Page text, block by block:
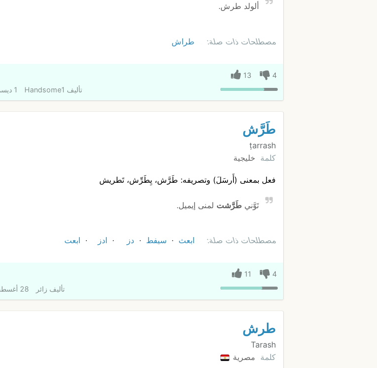
ألولد طرش.
مصطلحات ذات صلة: طراش
4
13
تأليف Handsome1 1 ديسمبر 2014
طَرَّش
ṭarrash
كلمة خليجية
فعل بمعنى (أَرسَلَ) وتصريفه: طَرَّش، يِطَرِّش، تَطريش
تَوَّني طَرَّشت لمنى إيميل.
مصطلحات ذات صلة: ابعث سيفط دز ادز ابعت
4
11
تأليف زائر 28 أغسطس 2009
طرش
Tarash
كلمة مصرية